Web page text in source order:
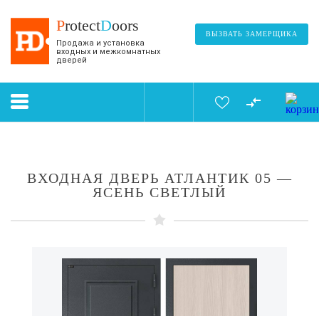
ProtectDoors
Продажа и установка
входных и межкомнатных
дверей
ВЫЗВАТЬ ЗАМЕРЩИКА
ВХОДНАЯ ДВЕРЬ АТЛАНТИК 05 —
ЯСЕНЬ СВЕТЛЫЙ